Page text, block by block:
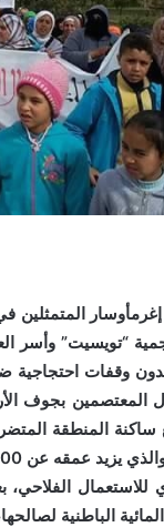
منطقة إغرمأوسار
“تويسيت” وأسر
وقفات احتجاجية
المنطقة
للاستعمال
الباطنية